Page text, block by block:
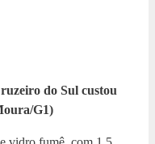
do Sul custou
G1)